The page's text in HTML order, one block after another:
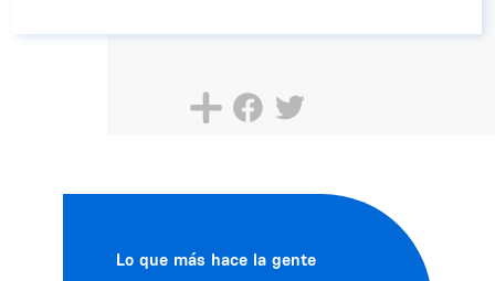
Lo que más hace la gente